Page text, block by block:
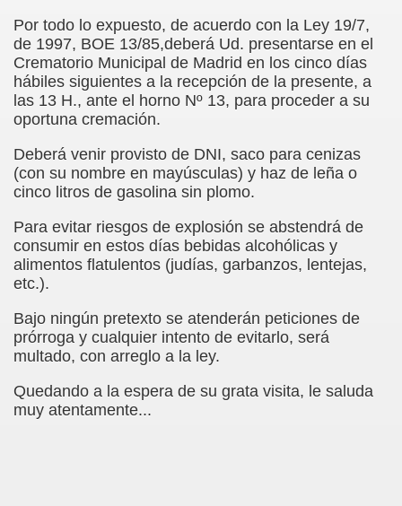
Por todo lo expuesto, de acuerdo con la Ley 19/7,
de 1997, BOE 13/85,deberá Ud. presentarse en el
Crematorio Municipal de Madrid en los cinco días
hábiles siguientes a la recepción de la presente, a
las 13 H., ante el horno Nº 13, para proceder a su
oportuna cremación.
Deberá venir provisto de DNI, saco para cenizas
(con su nombre en mayúsculas) y haz de leña o
cinco litros de gasolina sin plomo.
Para evitar riesgos de explosión se abstendrá de
consumir en estos días bebidas alcohólicas y
alimentos flatulentos (judías, garbanzos, lentejas,
etc.).
Bajo ningún pretexto se atenderán peticiones de
prórroga y cualquier intento de evitarlo, será
multado, con arreglo a la ley.
Quedando a la espera de su grata visita, le saluda
muy atentamente...
Blanco)
Boccaccio, El Decamerón)
Siglo XVII, Anónimo)
de Favara (Josep Bernat i Baldoví, en valencià)
y Viceversa
Lesbianismo
Inquisitoriales, 1599-1712)